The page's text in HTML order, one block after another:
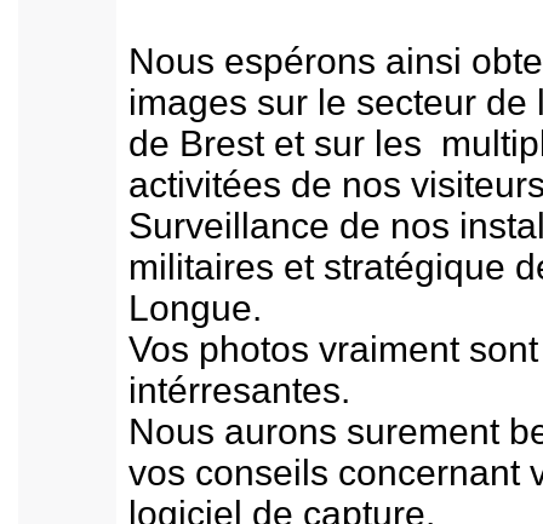
Nous espérons ainsi
images sur le secteur de
de Brest et sur les
activitées de nos
Surveillance de nos
militaires et stratégique
Longue.
Vos photos vraiment
intérresantes.
Nous aurons surement
vos conseils concernant
logiciel de capture.